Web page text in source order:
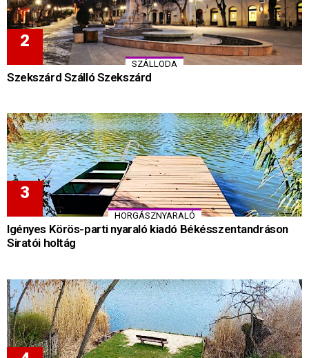
SZÁLLODA
Szekszárd Szálló Szekszárd
HORGÁSZNYARALÓ
Igényes Körös-parti nyaraló kiadó Békésszentandráson
Siratói holtág